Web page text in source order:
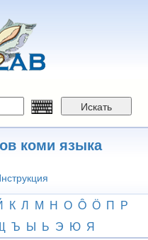
Искать
коми языка
К Л М Н О Ô Ӧ П Р
Ъ Ы Ь Э Ю Я